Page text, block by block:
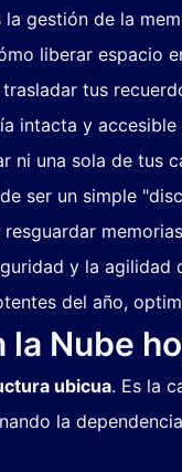
gestión de la
liberar espacio
tus
intacta y
ni una sola de tus
ser un simple
y la agilidad
del año,
la Nube
ubicua. Es la
la